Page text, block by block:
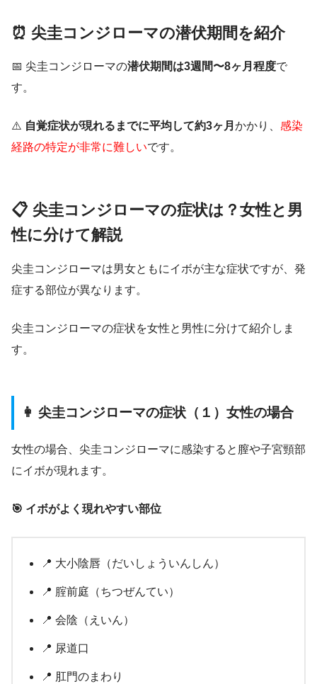
⏰ 尖圭コンジローマの潜伏期間を紹介
📅 尖圭コンジローマの潜伏期間は3週間〜8ヶ月程度で
す。
⚠️ 自覚症状が現れるまでに平均して約3ヶ月 かかり、 感染
経路の特定が非常に難しいです。
📋 尖圭コンジローマの症状は？女性と男
性に分けて解説
尖圭コンジローマは男女ともにイボが主な症状ですが、発
症する部位が異なります。
尖圭コンジローマの症状を女性と男性に分けて紹介しま
す。
👩 尖圭コンジローマの症状（１）女性の場合
女性の場合、尖圭コンジローマに感染すると膣や子宮頸部
にイボが現れます。
🎯 イボがよく現れやすい部位
📍 大小陰唇（だいしょういんしん）
📍 腟前庭（ちつぜんてい）
📍 会陰（えいん）
📍 尿道口
📍 肛門のまわり